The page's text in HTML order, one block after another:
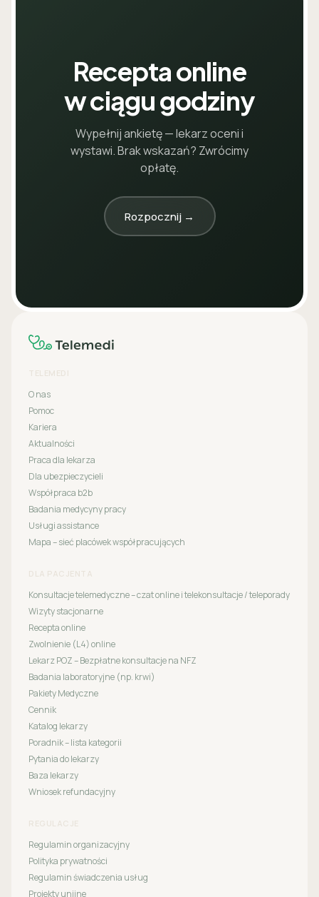
Recepta online
w ciągu godziny
Wypełnij ankietę — lekarz oceni i
wystawi. Brak wskazań? Zwrócimy
opłatę.
Rozpocznij →
TELEMEDI
O nas
Pomoc
Kariera
Aktualności
Praca dla lekarza
Dla ubezpieczycieli
Współpraca b2b
Badania medycyny pracy
Usługi assistance
Mapa – sieć placówek współpracujących
DLA PACJENTA
Konsultacje telemedyczne – czat online i telekonsultacje / teleporady
Wizyty stacjonarne
Recepta online
Zwolnienie (L4) online
Lekarz POZ – Bezpłatne konsultacje na NFZ
Badania laboratoryjne (np. krwi)
Pakiety Medyczne
Cennik
Katalog lekarzy
Poradnik – lista kategorii
Pytania do lekarzy
Baza lekarzy
Wniosek refundacyjny
REGULACJE
Regulamin organizacyjny
Polityka prywatności
Regulamin świadczenia usług
Projekty unijne